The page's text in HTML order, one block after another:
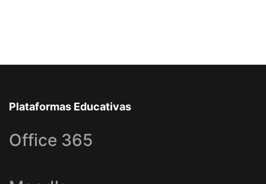
Plataformas Educativas
Office 365